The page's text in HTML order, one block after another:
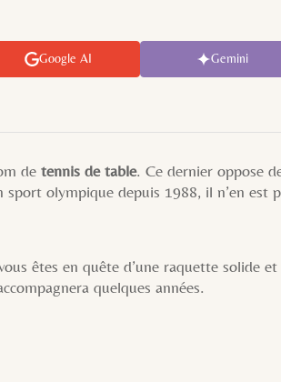
Google AI Gemini
de tennis de table. Ce dernier oppose
olympique depuis 1988, il n’en est
êtes en quête d’une raquette solide
quelques années.